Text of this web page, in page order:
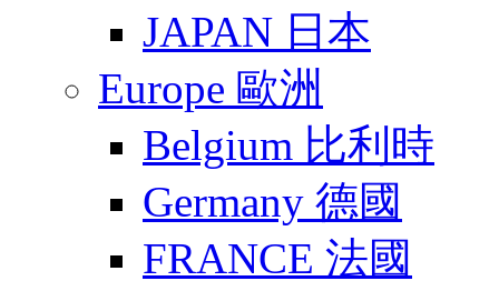
JAPAN 日本
Europe 歐洲
Belgium 比利時
Germany 德國
FRANCE 法國